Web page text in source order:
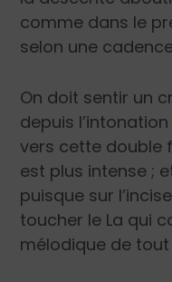
comme dans le
selon une
On doit sentir un
depuis
vers cette double
est plus intense ;
puisque sur
toucher le La qui
mélodique de